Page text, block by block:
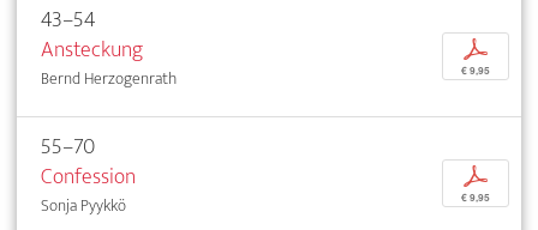
43–54
Ansteckung
Bernd Herzogenrath
p
€ 9,95
55–70
Confession
Sonja Pyykkö
p
€ 9,95